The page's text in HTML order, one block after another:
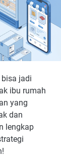
jadi
ibu rumah
yang
dan
lengkap